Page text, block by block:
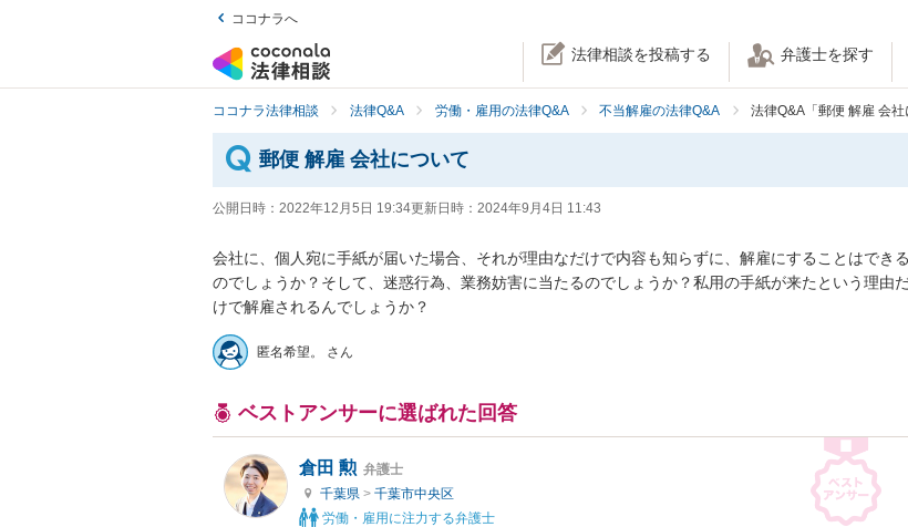
ココナラへ
法律相談を投稿する 弁護士を探す
ココナラ法律相談 法律Q&A 労働・雇用の法律Q&A 不当解雇の法律Q&A 法律Q&A「郵便 解雇 会社
郵便 解雇 会社について
公開日時： 2022年12月5日 19:34更新日時： 2024年9月4日 11:43
会社に、個人宛に手紙が届いた場合、それが理由なだけで内容も知らずに、解雇にすることはできる
のでしょうか？そして、迷惑行為、業務妨害に当たるのでしょうか？私用の手紙が来たという理由
けで解雇されるんでしょうか？
匿名希望。 さん
ベストアンサーに選ばれた回答
倉田 勲 弁護士
千葉県 > 千葉市中央区
労働・雇用に注力する弁護士